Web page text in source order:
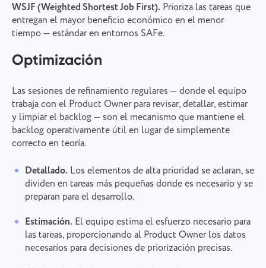
WSJF (Weighted Shortest Job First). Prioriza las tareas que
entregan el mayor beneficio económico en el menor
tiempo — estándar en entornos SAFe.
Optimización
Las sesiones de refinamiento regulares — donde el equipo
trabaja con el Product Owner para revisar, detallar, estimar
y limpiar el backlog — son el mecanismo que mantiene el
backlog operativamente útil en lugar de simplemente
correcto en teoría.
Detallado. Los elementos de alta prioridad se aclaran, se
dividen en tareas más pequeñas donde es necesario y se
preparan para el desarrollo.
Estimación. El equipo estima el esfuerzo necesario para
las tareas, proporcionando al Product Owner los datos
necesarios para decisiones de priorización precisas.
Proporciona una descripción del problema junto
con la opción correcta
Contacta con nosotros
Nombre
Número de teléfono
Email
Tu mensaje
Enviar
Informar de un error
Por favor, describe detalladamente el problema
archivo relevante. Tu participación activa nos
ayuda a mejorar la experiencia del usuario,
garantizando un mejor servicio para todos.
Examinar archivoso arrastra y suelta
successfully
Definitivamente nos familiarizaremos con ello y
trataremos de implementarlo en el producto. ¡Nos
Sugerir tu función
Función
Cómo funciona
Subir archivos
Sugerir
consentimiento para el procesamiento de
datos personales.